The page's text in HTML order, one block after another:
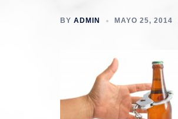
BY ADMIN MAYO 25, 2014